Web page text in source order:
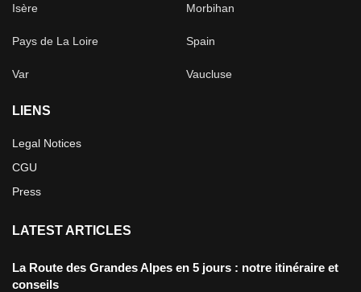
Isère Morbihan
Pays de La Loire Spain
Var Vaucluse
LIENS
Legal Notices
CGU
Press
LATEST ARTICLES
La Route des Grandes Alpes en 5 jours : notre itinéraire et
conseils